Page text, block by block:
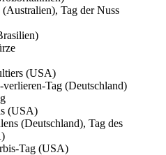
(Australien), Tag der Nuss
(USA)
Tag (Deutschland)
(USA)
(Deutschland), Tag des
Tag (USA)